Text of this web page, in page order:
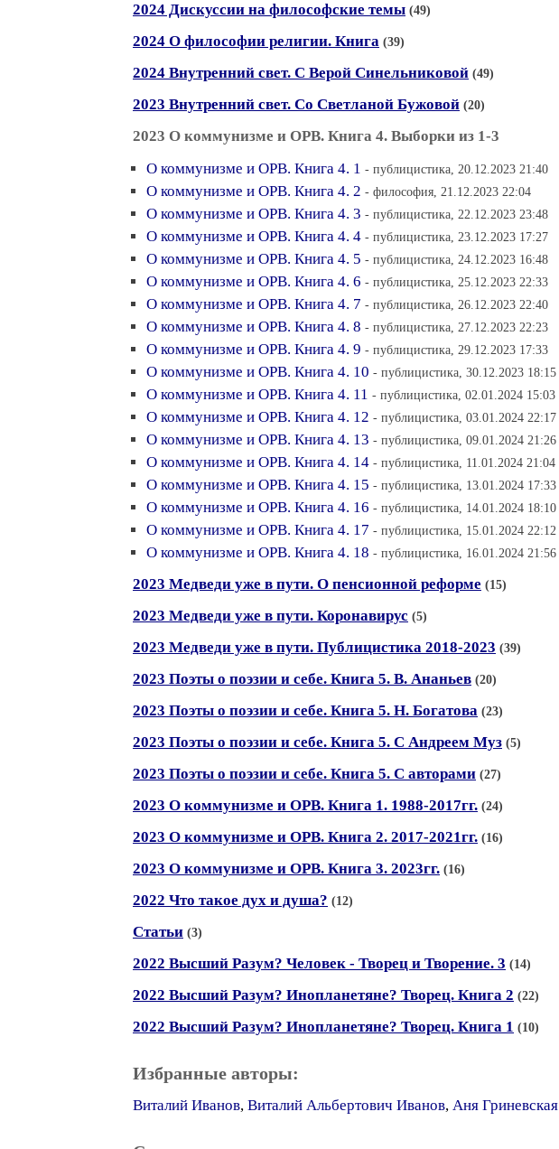
2024 Дискуссии на философские темы (49)
2024 О философии религии. Книга (39)
2024 Внутренний свет. С Верой Синельниковой (49)
2023 Внутренний свет. Со Светланой Бужовой (20)
2023 О коммунизме и ОРВ. Книга 4. Выборки из 1-3
О коммунизме и ОРВ. Книга 4. 1 - публицистика, 20.12.2023 21:40
О коммунизме и ОРВ. Книга 4. 2 - философия, 21.12.2023 22:04
О коммунизме и ОРВ. Книга 4. 3 - публицистика, 22.12.2023 23:48
О коммунизме и ОРВ. Книга 4. 4 - публицистика, 23.12.2023 17:27
О коммунизме и ОРВ. Книга 4. 5 - публицистика, 24.12.2023 16:48
О коммунизме и ОРВ. Книга 4. 6 - публицистика, 25.12.2023 22:33
О коммунизме и ОРВ. Книга 4. 7 - публицистика, 26.12.2023 22:40
О коммунизме и ОРВ. Книга 4. 8 - публицистика, 27.12.2023 22:23
О коммунизме и ОРВ. Книга 4. 9 - публицистика, 29.12.2023 17:33
О коммунизме и ОРВ. Книга 4. 10 - публицистика, 30.12.2023 18:15
О коммунизме и ОРВ. Книга 4. 11 - публицистика, 02.01.2024 15:03
О коммунизме и ОРВ. Книга 4. 12 - публицистика, 03.01.2024 22:17
О коммунизме и ОРВ. Книга 4. 13 - публицистика, 09.01.2024 21:26
О коммунизме и ОРВ. Книга 4. 14 - публицистика, 11.01.2024 21:04
О коммунизме и ОРВ. Книга 4. 15 - публицистика, 13.01.2024 17:33
О коммунизме и ОРВ. Книга 4. 16 - публицистика, 14.01.2024 18:10
О коммунизме и ОРВ. Книга 4. 17 - публицистика, 15.01.2024 22:12
О коммунизме и ОРВ. Книга 4. 18 - публицистика, 16.01.2024 21:56
2023 Медведи уже в пути. О пенсионной реформе (15)
2023 Медведи уже в пути. Коронавирус (5)
2023 Медведи уже в пути. Публицистика 2018-2023 (39)
2023 Поэты о поэзии и себе. Книга 5. В. Ананьев (20)
2023 Поэты о поэзии и себе. Книга 5. Н. Богатова (23)
2023 Поэты о поэзии и себе. Книга 5. С Андреем Муз (5)
2023 Поэты о поэзии и себе. Книга 5. С авторами (27)
2023 О коммунизме и ОРВ. Книга 1. 1988-2017гг. (24)
2023 О коммунизме и ОРВ. Книга 2. 2017-2021гг. (16)
2023 О коммунизме и ОРВ. Книга 3. 2023гг. (16)
2022 Что такое дух и душа? (12)
Статьи (3)
2022 Высший Разум? Человек - Творец и Творение. 3 (14)
2022 Высший Разум? Инопланетяне? Творец. Книга 2 (22)
2022 Высший Разум? Инопланетяне? Творец. Книга 1 (10)
Избранные авторы:
Виталий Иванов, Виталий Альбертович Иванов, Аня Гриневская